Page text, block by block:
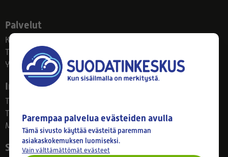
Palvelut
Kotitaloudet
Taloyhtiöt
Yritykset
Info
Tietosuojaseloste
Toimitus ja palautus
Maksutavat
Suodatinkeskus
Parempaa palvelua evästeiden avulla
Tämä sivusto käyttää evästeitä paremman
asiakaskokemuksen luomiseksi.
Vain välttämättömät evästeet